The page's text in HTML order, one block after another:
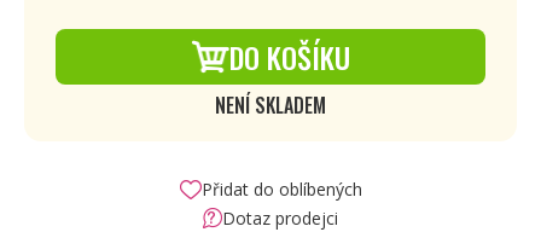
DO KOŠÍKU
NENÍ SKLADEM
Přidat do oblíbených
Dotaz prodejci